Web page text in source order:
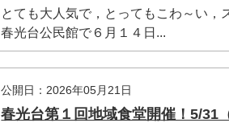
とても大人気で，とってもこわ～い
春光台公民館で６月１４日...
公開日：2026年05月21日
春光台第１回地域食堂開催！5/31